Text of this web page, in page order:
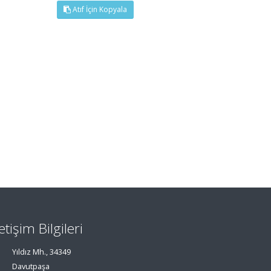
Atıf İçin Kopyala
Bilgileri
Yıldız Mh., 34349
Davutpaşa